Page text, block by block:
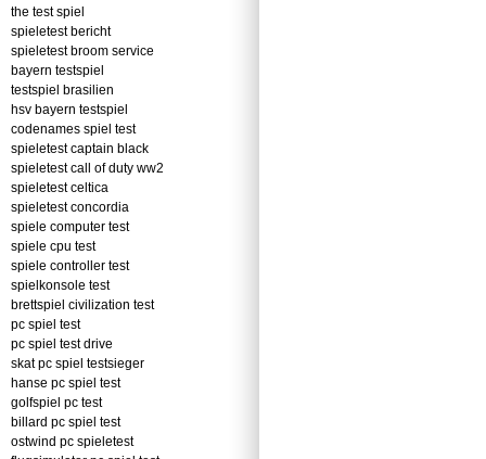
the test spiel
spieletest bericht
spieletest broom service
bayern testspiel
testspiel brasilien
hsv bayern testspiel
codenames spiel test
spieletest captain black
spieletest call of duty ww2
spieletest celtica
spieletest concordia
spiele computer test
spiele cpu test
spiele controller test
spielkonsole test
brettspiel civilization test
pc spiel test
pc spiel test drive
skat pc spiel testsieger
hanse pc spiel test
golfspiel pc test
billard pc spiel test
ostwind pc spieletest